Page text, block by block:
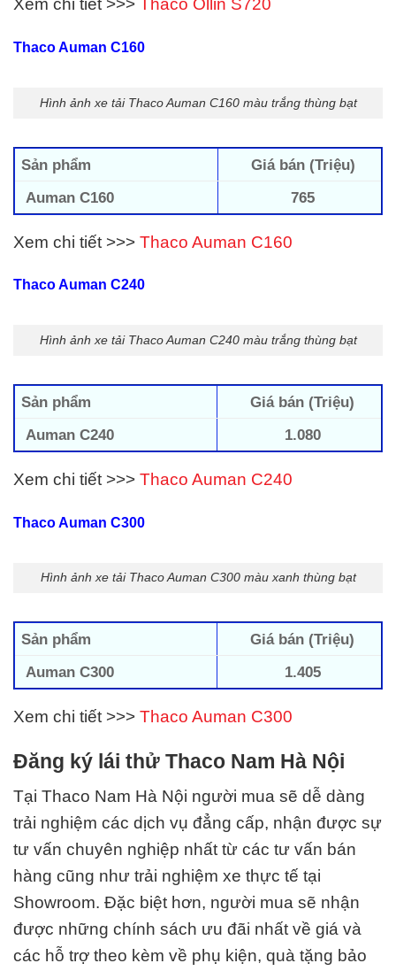
Xem chi tiết >>> Thaco Ollin S720
Thaco Auman C160
Hình ảnh xe tải Thaco Auman C160 màu trắng thùng bạt
Sản phẩm
Giá bán (Triệu)
Auman C160
765
Xem chi tiết >>> Thaco Auman C160
Thaco Auman C240
Hình ảnh xe tải Thaco Auman C240 màu trắng thùng bạt
Sản phẩm
Giá bán (Triệu)
Auman C240
1.080
Xem chi tiết >>> Thaco Auman C240
Thaco Auman C300
Hình ảnh xe tải Thaco Auman C300 màu xanh thùng bạt
Sản phẩm
Giá bán (Triệu)
Auman C300
1.405
Xem chi tiết >>> Thaco Auman C300
Đăng ký lái thử Thaco Nam Hà Nội
Tại Thaco Nam Hà Nội người mua sẽ dễ dàng
trải nghiệm các dịch vụ đẳng cấp, nhận được sự
tư vấn chuyên nghiệp nhất từ các tư vấn bán
hàng cũng như trải nghiệm xe thực tế tại
Showroom. Đặc biệt hơn, người mua sẽ nhận
được những chính sách ưu đãi nhất về giá và
các hỗ trợ theo kèm về phụ kiện, quà tặng bảo